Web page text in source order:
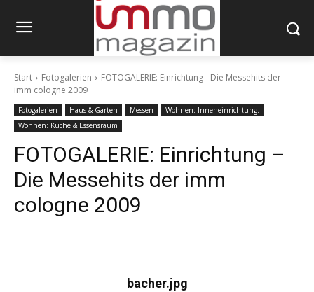
Start Fotogalerien
FOTOGALERIE: Einrichtung - Die Messehits der
imm cologne 2009
Fotogalerien Haus & Garten Messen
Wohnen: Inneneinrichtung.
Wohnen: Küche & Essensraum
FOTOGALERIE: Einrichtung –
Die Messehits der imm
cologne 2009
bacher.jpg